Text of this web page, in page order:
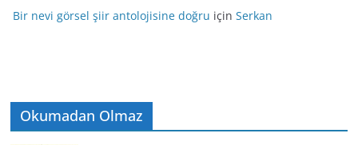
Bir nevi görsel şiir antolojisine doğru için Serkan
Okumadan Olmaz